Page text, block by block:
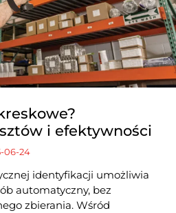
i efektywności
06-24
identyfikacji umożliwia
automatyczny, bez
zbierania. Wśród